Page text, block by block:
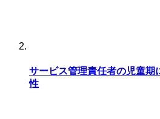
サービス管理責任者の児童期
性